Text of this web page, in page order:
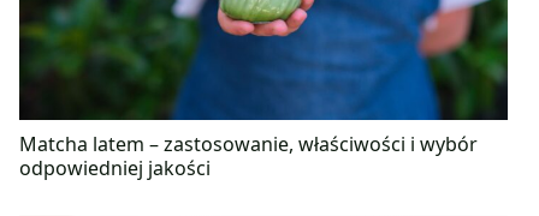
Matcha latem – zastosowanie, właściwości i wybór
odpowiedniej jakości